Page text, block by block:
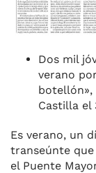
Dos mil
verano
Castilla el
Es verano, un
transeúnte
el Puente